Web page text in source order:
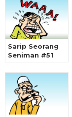
Sarip Seorang
Seniman #51